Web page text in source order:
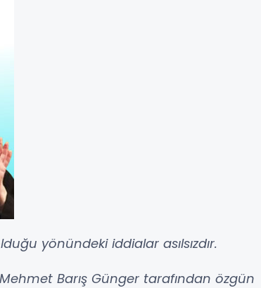
yönündeki iddialar asılsızdır.
Barış Günger tarafından özgün